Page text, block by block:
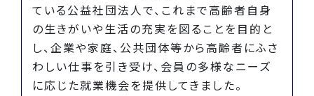
ている公益社団法人で、これまで高齢者自身
の生きがいや生活の充実を図ることを目的と
し、企業や家庭、公共団体等から高齢者にふさ
わしい仕事を引き受け、会員の多様なニーズ
に応じた就業機会を提供してきました。